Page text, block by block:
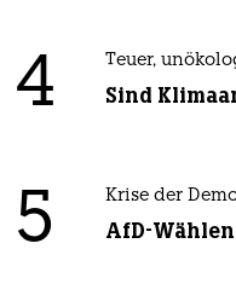
4 Teuer,
Sind
5 Krise der
AfD-